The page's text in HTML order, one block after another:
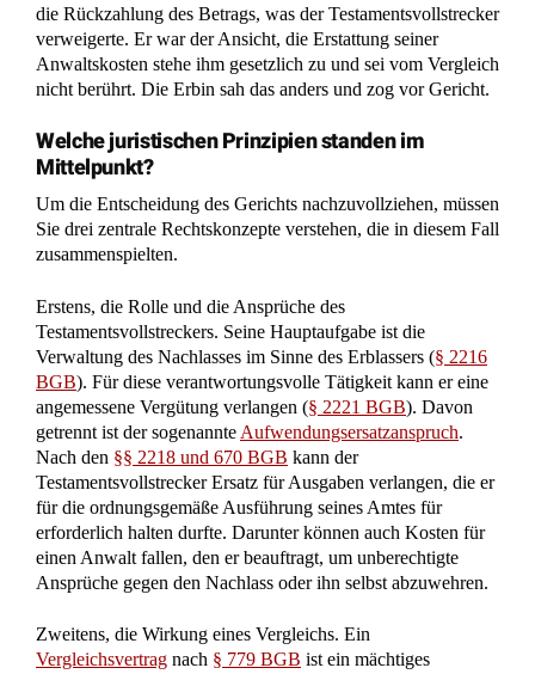
die Rückzahlung des Betrags, was der Testamentsvollstrecker
verweigerte. Er war der Ansicht, die Erstattung seiner
Anwaltskosten stehe ihm gesetzlich zu und sei vom Vergleich
nicht berührt. Die Erbin sah das anders und zog vor Gericht.
Welche juristischen Prinzipien standen im
Mittelpunkt?
Um die Entscheidung des Gerichts nachzuvollziehen, müssen
Sie drei zentrale Rechtskonzepte verstehen, die in diesem Fall
zusammenspielten.
Erstens, die Rolle und die Ansprüche des
Testamentsvollstreckers. Seine Hauptaufgabe ist die
Verwaltung des Nachlasses im Sinne des Erblassers (§ 2216
BGB). Für diese verantwortungsvolle Tätigkeit kann er eine
angemessene Vergütung verlangen (§ 2221 BGB). Davon
getrennt ist der sogenannte Aufwendungsersatzanspruch.
Nach den §§ 2218 und 670 BGB kann der
Testamentsvollstrecker Ersatz für Ausgaben verlangen, die er
für die ordnungsgemäße Ausführung seines Amtes für
erforderlich halten durfte. Darunter können auch Kosten für
einen Anwalt fallen, den er beauftragt, um unberechtigte
Ansprüche gegen den Nachlass oder ihn selbst abzuwehren.
Zweitens, die Wirkung eines Vergleichs. Ein
Vergleichsvertrag nach § 779 BGB ist ein mächtiges